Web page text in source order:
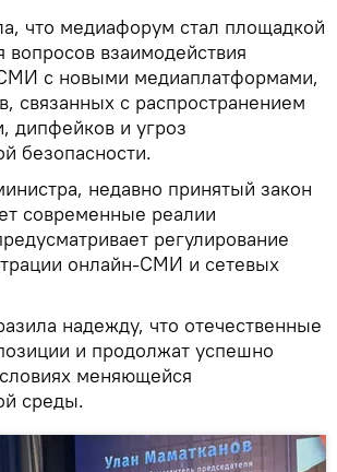
что медиафорум стал площадкой
взаимодействия
с новыми медиаплатформами,
связанных с распространением
дипфейков и угроз
безопасности.
недавно принятый закон
современные реалии
регулирование
онлайн-СМИ и сетевых
надежду, что отечественные
и продолжат успешно
меняющейся
среды.